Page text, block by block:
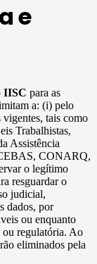
e
IISC para as
a: (i) pelo
vigentes, tais como
Trabalhistas,
Assistência
CONARQ,
o legítimo
resguardar o
judicial,
dados, por
ou enquanto
ou regulatória. Ao
eliminados pela